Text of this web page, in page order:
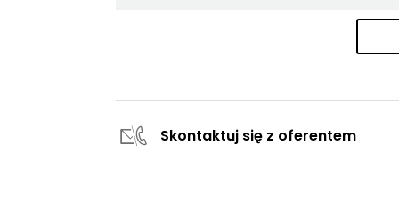
Skontaktuj się z oferentem